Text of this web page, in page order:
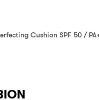
Cushion SPF 50 /